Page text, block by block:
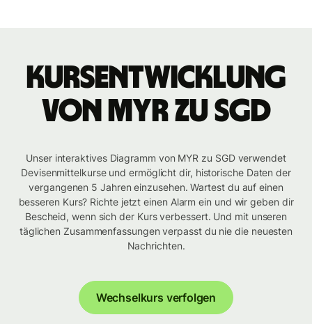
Kursentwicklung
von MYR zu SGD
Unser interaktives Diagramm von MYR zu SGD verwendet
Devisenmittelkurse und ermöglicht dir, historische Daten der
vergangenen 5 Jahren einzusehen. Wartest du auf einen
besseren Kurs? Richte jetzt einen Alarm ein und wir geben dir
Bescheid, wenn sich der Kurs verbessert. Und mit unseren
täglichen Zusammenfassungen verpasst du nie die neuesten
Nachrichten.
Wechselkurs verfolgen